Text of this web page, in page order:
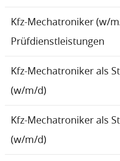
Kfz-Mechatroniker (w/
Prüfdienstleistungen
Kfz-Mechatroniker als
(w/m/d)
Kfz-Mechatroniker als
(w/m/d)